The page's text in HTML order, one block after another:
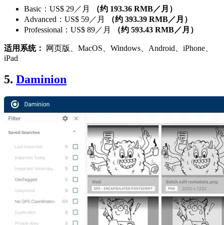
Basic：US$ 29／月
（约 193.36 RMB／月）
Advanced：US$ 59／月
（约 393.39 RMB／月）
Professional：US$ 89／月
（约 593.43 RMB／月）
适用系统：
网页版、MacOS、Windows、Android、iPhone、
iPad
5. Daminion